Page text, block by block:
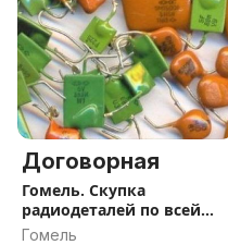
Договорная
Гомель. Скупка
радиодеталей по всей
Беларуси
Гомель